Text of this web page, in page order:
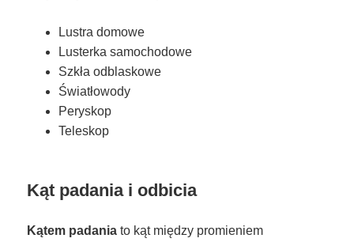
Lustra domowe
Lusterka samochodowe
Szkła odblaskowe
Światłowody
Peryskop
Teleskop
Kąt padania i odbicia
Kątem padania to kąt między promieniem